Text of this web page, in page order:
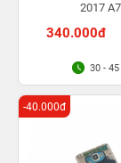
2017
340.000đ
30 -
-40.000đ